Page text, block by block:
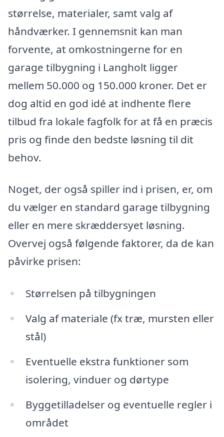
størrelse, materialer, samt valg af
håndværker. I gennemsnit kan man
forvente, at omkostningerne for en
garage tilbygning i Langholt ligger
mellem 50.000 og 150.000 kroner. Det er
dog altid en god idé at indhente flere
tilbud fra lokale fagfolk for at få en præcis
pris og finde den bedste løsning til dit
behov.
Noget, der også spiller ind i prisen, er, om
du vælger en standard garage tilbygning
eller en mere skræddersyet løsning.
Overvej også følgende faktorer, da de kan
påvirke prisen:
Størrelsen på tilbygningen
Valg af materiale (fx træ, mursten eller
stål)
Eventuelle ekstra funktioner som
isolering, vinduer og dørtype
Byggetilladelser og eventuelle regler i
området